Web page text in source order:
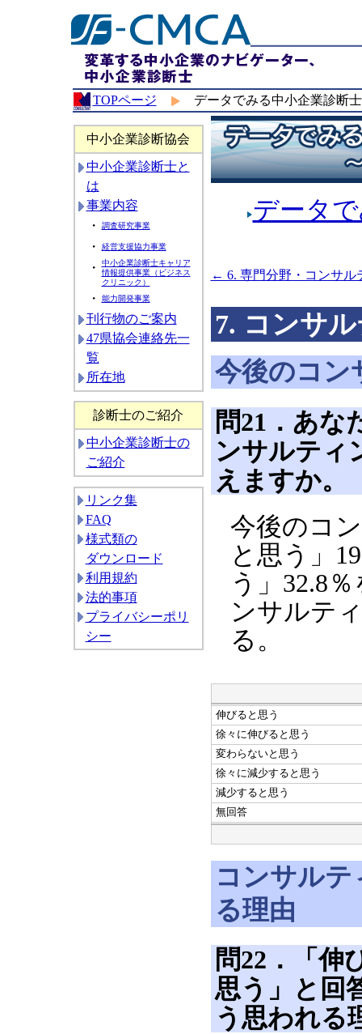
TOPページ データでみる中小企業診断士
中小企業診断協会
中小企業診断士と
は
事業内容
・
調査研究事業
・ 経営支援協力事業
・
中小企業診断士キャリア
情報提供事業（ビジネス
クリニック）
・ 能力開発事業
刊行物のご案内
47県協会連絡先一
覧
所在地
診断士のご紹介
中小企業診断士の
ご紹介
リンク集
FAQ
様式類の
ダウンロード
利用規約
法的事項
プライバシーポリ
シー
データ
← 6. 専門分野・コンサル
7. コンサ
今後のコン
問21．あな
ンサルティ
えますか。
今後のコ
と思う」
う」32.8
ンサルテ
る。
伸びると思う
徐々に伸びると思う
変わらないと思う
徐々に減少すると思う
減少すると思う
無回答
コンサル
る理由
問22．「伸
思う」と回
う思われる